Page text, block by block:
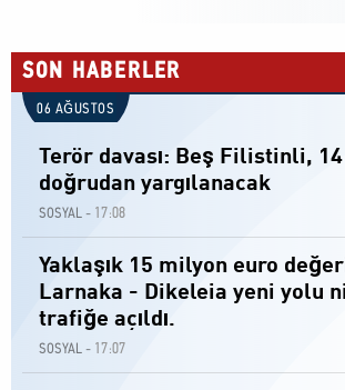
SON HABERLER
06 AĞUSTOS
Terör davası: Beş Filistinli,
doğrudan yargılanacak
SOSYAL - 17:08
Yaklaşık 15 milyon euro
Larnaka - Dikeleia yeni yolu
trafiğe açıldı.
SOSYAL - 17:07